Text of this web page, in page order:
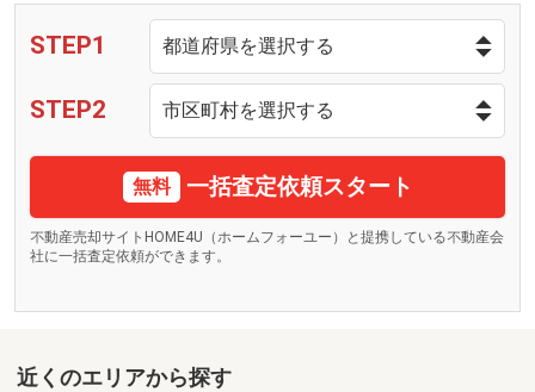
STEP1
STEP2
無料 一括査定依頼スタート
不動産売却サイトHOME4U（ホームフォーユー）と提携している不動産会
社に一括査定依頼ができます。
近くのエリアから探す